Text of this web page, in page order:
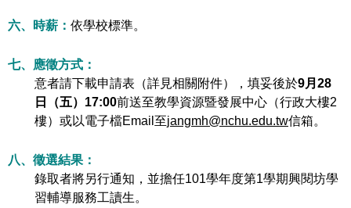
六、時薪： 依學校標準。
七、應徵方式：
意者請下載申請表（詳見相關附件），填妥後於9月 28
日（五） 17:00前送至教學資源暨發展中心（行政大樓2
樓）或以電子檔Email 至jangmh@nchu.edu.tw信箱。
八、徵選結果：
錄取者將另行通知，並擔任101學年度第1學期興閱坊學
習輔導服務工讀生。